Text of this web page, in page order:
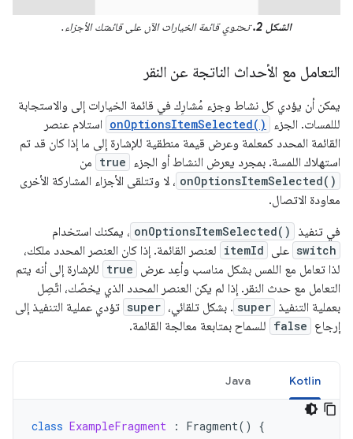
الشكل 2. تحتوي قائمة الخيارات الآن على قائمتك الأجزاء.
التعامل مع الأحداث الناتجة عن النقر
يمكن أن يؤدي كل نشاط وجزء مُشارِك في قائمة الخيارات إلى والاستجابة
لللمسات. الجزء
onOptionsItemSelected() استلام عنصر
القائمة المحدد كمعلمة وعرض قيمة منطقية للإشارة إلى ما إذا كان قد تم
استهلاك اللمسة. بمجرد يعرض النشاط أو الجزء true من
onOptionsItemSelected() ، لا وتتلقى الأجزاء المشاركة الأخرى
معاودة الاتصال.
في تنفيذ
onOptionsItemSelected() ، يمكنك استخدام
switch على itemId لعنصر القائمة. إذا كان العنصر المحدد ملكك،
لذا تعامل مع اللمس بشكل مناسب وأعِد عرض true للإشارة إلى أنه يتم
التعامل مع حدث النقر. إذا لم يكن العنصر المحدد الذي يخصّك، اتّصِل
بعملية التنفيذ super . بشكل تلقائي، super تؤدي عملية التنفيذ إلى
إرجاع false للسماح بمتابعة معالجة القائمة.
Kotlin
Java
class ExampleFragment : Fragment()
{